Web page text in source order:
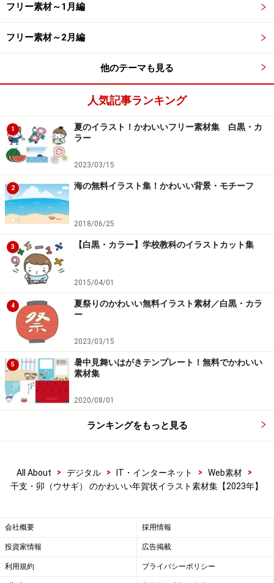
【png】干支・ウサギ（卯・うさぎ）の顔の無料イラストで
す
【jpg】干支・ウサギ（卯・うさぎ）の全身の無料イラスト
です
です
【jpg】干支・ウサギ（卯・うさぎ）の全身の無料イラスト
です
【png】干支・ウサギ（卯・うさぎ）の全身の無料イラスト
です
【jpg】みかんを乗せた鏡餅風の干支・ウサギ（卯・うさ
ぎ）の無料イラストです
フリー素材～1月編
フリー素材～2月編
他のテーマも見る
人気記事ランキング
1
夏のイラスト！かわいいフリー素材集 白黒・カ
ラー
2023/03/15
2 海の無料イラスト集！かわいい背景・モチーフ
2018/06/25
3 【白黒・カラー】学校教科のイラストカット集
2015/04/01
4
夏祭りのかわいい無料イラスト素材／白黒・カラ
ー
2023/03/15
5
暑中見舞いはがきテンプレート！無料でかわいい
素材集
2020/08/01
ランキングをもっと見る
All About > デジタル > IT・インターネット > Web素材
>
干支・卯（ウサギ） のかわいい年賀状イラスト素材集【2023年】
会社概要 採用情報
投資家情報 広告掲載
利用規約 プライバシーポリシー